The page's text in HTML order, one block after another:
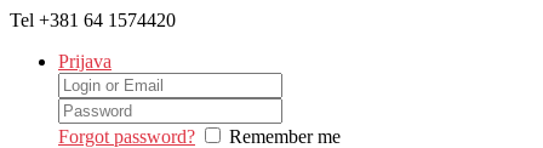
Tel +381 64 1574420
Prijava
Forgot password? Remember me